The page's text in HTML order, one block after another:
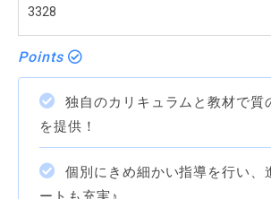
3328
Points
独自のカリキュラムと教材で質
を提供！
個別にきめ細かい指導を行い、